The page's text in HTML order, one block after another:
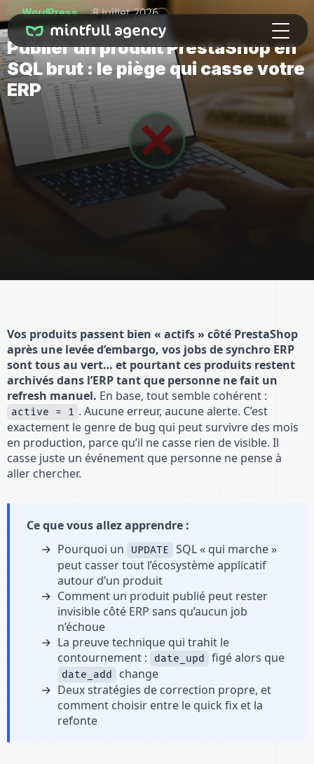
WordPress 8 juillet 2026
Publier un produit PrestaShop en
SQL brut : le piège qui casse votre
ERP
Vos produits passent bien « actifs » côté PrestaShop
après une levée d’embargo, vos jobs de synchro ERP
sont tous au vert… et pourtant ces produits restent
archivés dans l’ERP tant que personne ne fait un
refresh manuel. En base, tout semble cohérent :
active = 1 . Aucune erreur, aucune alerte. C’est
exactement le genre de bug qui peut survivre des mois
en production, parce qu’il ne casse rien de visible. Il
casse juste un événement que personne ne pense à
aller chercher.
Ce que vous allez apprendre :
Pourquoi un
UPDATE
SQL « qui marche »
peut casser tout l’écosystème applicatif
autour d’un produit
Comment un produit publié peut rester
invisible côté ERP sans qu’aucun job
n’échoue
La preuve technique qui trahit le
contournement :
date_upd figé alors que
date_add
change
Deux stratégies de correction propre, et
comment choisir entre le quick fix et la
refonte